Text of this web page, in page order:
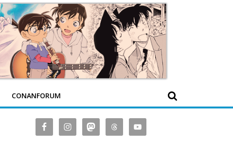
CONANFORUM